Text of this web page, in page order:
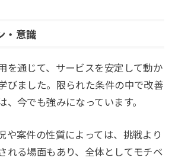
・意識
を通じて、サービスを安定して動か
びました。限られた条件の中で改善
、今でも強みになっています。
や案件の性質によっては、挑戦より
れる場面もあり、全体としてモチベ